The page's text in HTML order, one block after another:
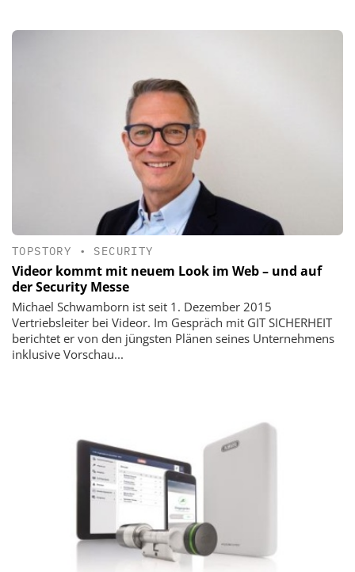
TOPSTORY • SECURITY
Videor kommt mit neuem Look im Web – und auf
der Security Messe
Michael Schwamborn ist seit 1. Dezember 2015
Vertriebsleiter bei Videor. Im Gespräch mit GIT SICHERHEIT
berichtet er von den jüngsten Plänen seines Unternehmens
inklusive Vorschau...